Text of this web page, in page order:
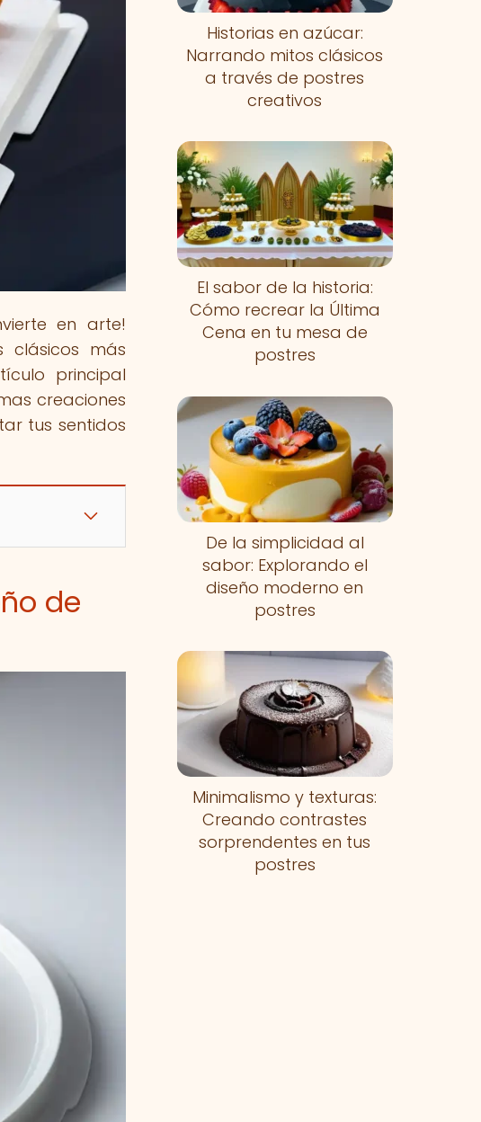
en arte!
clásicos más
principal
creaciones
tus sentidos
de
Historias en azúcar:
Narrando mitos clásicos
a través de postres
creativos
El sabor de la historia:
Cómo recrear la Última
Cena en tu mesa de
postres
De la simplicidad al
sabor: Explorando el
diseño moderno en
postres
Minimalismo y texturas:
Creando contrastes
sorprendentes en tus
postres